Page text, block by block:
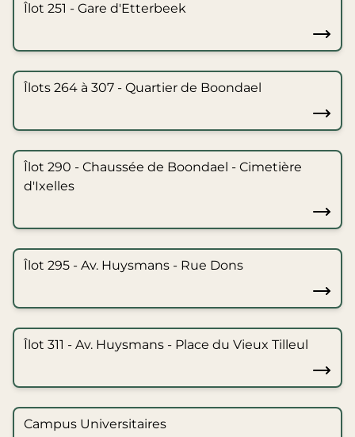
Îlot 251 - Gare d'Etterbeek
Îlots 264 à 307 - Quartier de Boondael
Îlot 290 - Chaussée de Boondael - Cimetière
d'Ixelles
Îlot 295 - Av. Huysmans - Rue Dons
Îlot 311 - Av. Huysmans - Place du Vieux Tilleul
Campus Universitaires